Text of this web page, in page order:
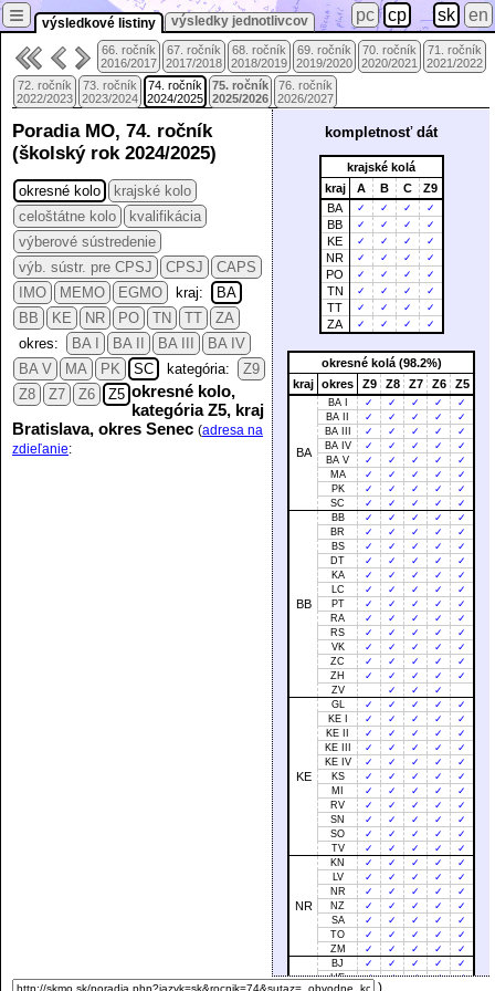
výsledkové listiny výsledky jednotlivcov
≡ pc cp sk en
66. ročník
2016/2017
67. ročník
2017/2018
68. ročník
2018/2019
69. ročník
2019/2020
70. ročník
2020/2021
71. ročník
2021/2022
72. ročník
2022/2023
73. ročník
2023/2024
74. ročník
2024/2025
75. ročník
2025/2026
76. ročník
2026/2027
kompletnosť dát
krajské kolá
kraj
A B C
Z9
BA
✓ ✓ ✓ ✓
BB ✓ ✓ ✓ ✓
KE ✓ ✓ ✓ ✓
NR ✓ ✓ ✓ ✓
PO ✓ ✓ ✓ ✓
TN ✓ ✓ ✓ ✓
TT ✓ ✓ ✓ ✓
ZA ✓ ✓ ✓ ✓
okresné kolá (98.2%)
kraj okres Z9 Z8 Z7 Z6 Z5
BA
BA I ✓ ✓ ✓ ✓
✓
BA II
✓ ✓ ✓ ✓
✓
BA III
✓ ✓ ✓ ✓
✓
BA IV
✓ ✓ ✓ ✓
✓
BA V
✓ ✓ ✓ ✓
✓
MA
✓ ✓ ✓ ✓
✓
PK
✓ ✓ ✓ ✓
✓
SC
✓ ✓ ✓ ✓ ✓
BB
BB ✓ ✓ ✓ ✓
✓
BR
✓ ✓ ✓ ✓
✓
BS
✓ ✓ ✓ ✓
✓
DT
✓ ✓ ✓ ✓
✓
KA
✓ ✓ ✓ ✓
✓
LC
✓ ✓ ✓ ✓
✓
PT
✓ ✓ ✓ ✓
✓
RA
✓ ✓ ✓ ✓
✓
RS
✓ ✓ ✓ ✓
✓
VK
✓ ✓ ✓ ✓
✓
ZC
✓ ✓ ✓ ✓
✓
ZH
✓ ✓ ✓ ✓
✓
ZV
✓ ✓ ✓
KE
GL ✓ ✓ ✓ ✓
✓
KE I
✓ ✓ ✓ ✓
✓
KE II
✓ ✓ ✓ ✓
✓
KE III
✓ ✓ ✓ ✓
✓
KE IV
✓ ✓ ✓ ✓
✓
KS
✓ ✓ ✓ ✓
✓
MI
✓ ✓ ✓ ✓
✓
RV
✓ ✓ ✓ ✓
✓
SN
✓ ✓ ✓ ✓
✓
SO
✓ ✓ ✓ ✓
✓
TV
✓ ✓ ✓ ✓ ✓
NR
KN ✓ ✓ ✓ ✓
✓
LV
✓ ✓ ✓ ✓
✓
NR
✓ ✓ ✓ ✓
✓
NZ
✓ ✓ ✓ ✓
✓
SA
✓ ✓ ✓ ✓
✓
TO
✓ ✓ ✓ ✓
✓
ZM
✓ ✓ ✓ ✓
✓
BJ
✓ ✓ ✓ ✓
✓
HE
✓ ✓ ✓ ✓
✓
Poradia MO, 74. ročník
(školský rok 2024/2025)
okresné kolo
krajské kolo
celoštátne kolo
kvalifikácia
výberové sústredenie
výb. sústr. pre CPSJ
CPSJ
CAPS
IMO
MEMO EGMO kraj:
BA
BB
KE NR PO TN TT
ZA
okres:
BA I BA II BA III
BA IV
BA V
MA PK SC kategória:
Z9
Z8
Z7 Z6 Z5 okresné kolo,
kategória Z5, kraj
Bratislava, okres Senec (adresa na
zdieľanie: